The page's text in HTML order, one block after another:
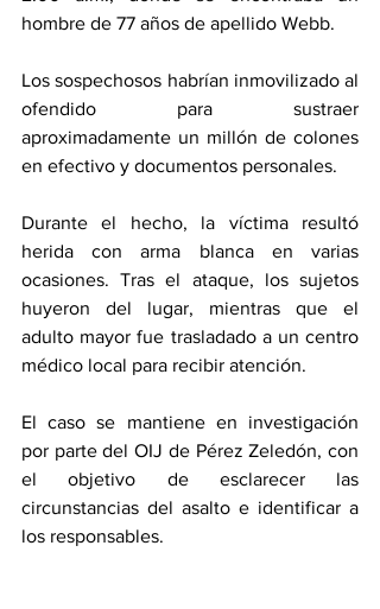
hombre de 77 años de apellido Webb.
Los sospechosos habrían inmovilizado al
ofendido para sustraer
aproximadamente un millón de colones
en efectivo y documentos personales.
Durante el hecho, la víctima resultó
herida con arma blanca en varias
ocasiones. Tras el ataque, los sujetos
huyeron del lugar, mientras que el
adulto mayor fue trasladado a un centro
médico local para recibir atención.
El caso se mantiene en investigación
por parte del OIJ de Pérez Zeledón, con
el objetivo de esclarecer las
circunstancias del asalto e identificar a
los responsables.